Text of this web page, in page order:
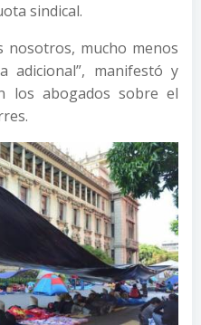
sindical.
nosotros, mucho menos
adicional”, manifestó y
los abogados sobre el